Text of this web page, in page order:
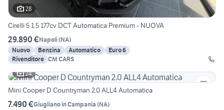
28
Cirelli 5 1.5 177cv DCT Automatica Premium - NUOVA
29.890 €Napoli(NA)
Nuovo
Benzina Automatico
Euro 6
Rivenditore CM CARS
24
Mini Cooper D Countryman 2.0 ALL4 Automatica
7.490 €Giugliano in Campania (NA)